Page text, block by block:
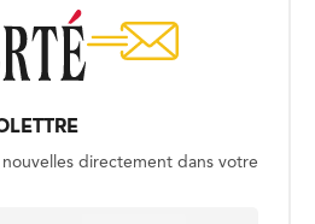
nouvelles directement dans votre